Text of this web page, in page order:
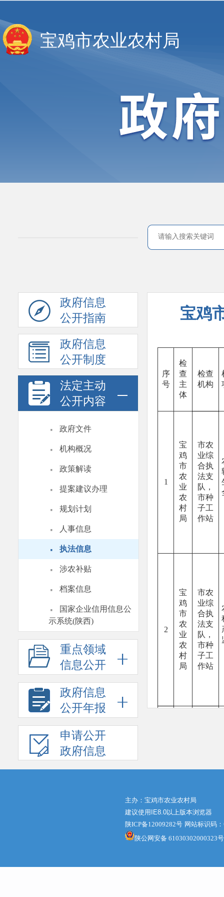
宝鸡市农业农村局
政府信息
公开指南
政府信息
公开制度
法定主动
公开内容
· 政府文件
· 机构概况
· 政策解读
· 提案建议办理
· 规划计划
· 人事信息
· 执法信息
· 涉农补贴
· 档案信息
·
国家企业信用信息公
示系统(陕西)
重点领域
信息公开
政府信息
公开年报
申请公开
政府信息
宝鸡
序
号
检
查
主
体
检查
机构
1
宝
鸡
市
农
业
农
村
局
市农
业综
合执
法支
队，
市种
子工
作站
2
宝
鸡
市
农
业
农
村
局
市农
业综
合执
法支
队，
市种
子工
作站
鸡
市
市农
业综
合执
市畜
主办：宝鸡市农业农村局
建议使用IE8.0以上版本浏览器
陕ICP备12009282号 网站标识码
陕公网安备 61030302000323号